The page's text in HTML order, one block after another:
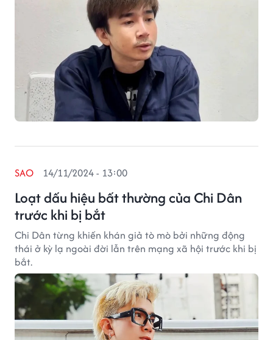
Loạt dấu hiệu bất thường của Chi Dân
trước khi bị bắt
SAO 14/11/2024 - 13:00
Chi Dân từng khiến khán giả tò mò bởi những động
thái ở kỳ lạ ngoài đời lẫn trên mạng xã hội trước khi bị
bắt.